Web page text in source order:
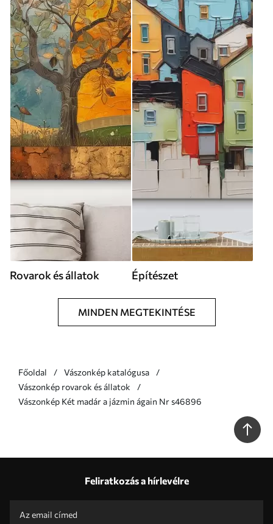
Rovarok és állatok Építészet
MINDEN MEGTEKINTÉSE
Főoldal
Vászonkép katalógusa
Vászonkép rovarok és állatok
Vászonkép Két madár a jázmin ágain Nr s46896
Feliratkozás a hírlevélre